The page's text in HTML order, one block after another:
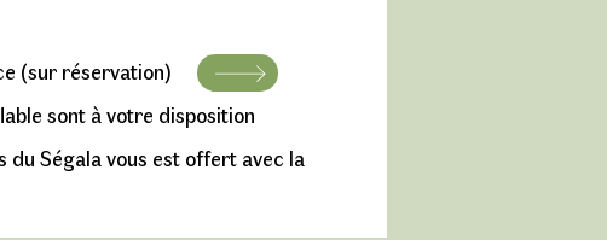
(sur réservation)
sont à votre disposition
du Ségala vous est offert avec la